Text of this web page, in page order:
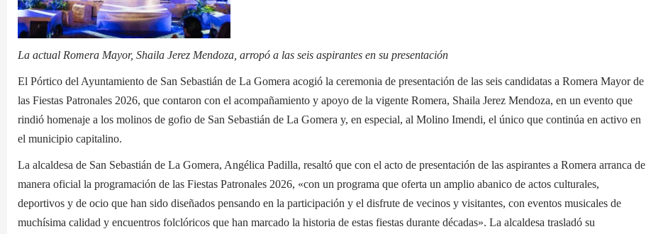
La actual Romera Mayor, Shaila Jerez Mendoza, arropó a las seis aspirantes en su presentación
El Pórtico del Ayuntamiento de San Sebastián de La Gomera acogió la ceremonia de presentación de las seis candidatas a Romera Mayor de
las Fiestas Patronales 2026, que contaron con el acompañamiento y apoyo de la vigente Romera, Shaila Jerez Mendoza, en un evento que
rindió homenaje a los molinos de gofio de San Sebastián de La Gomera y, en especial, al Molino Imendi, el único que continúa en activo en
el municipio capitalino.
La alcaldesa de San Sebastián de La Gomera, Angélica Padilla, resaltó que con el acto de presentación de las aspirantes a Romera arranca de
manera oficial la programación de las Fiestas Patronales 2026, «con un programa que oferta un amplio abanico de actos culturales,
deportivos y de ocio que han sido diseñados pensando en la participación y el disfrute de vecinos y visitantes, con eventos musicales de
muchísima calidad y encuentros folclóricos que han marcado la historia de estas fiestas durante décadas». La alcaldesa trasladó su